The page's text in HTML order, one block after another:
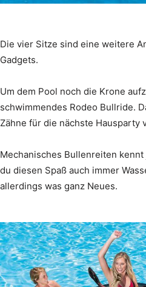
Die vier Sitze sind eine weitere
Gadgets.
Um dem Pool noch die Krone
schwimmendes Rodeo Bullride.
Zähne für die nächste Hausparty
Mechanisches Bullenreiten
du diesen Spaß auch immer
allerdings was ganz Neues.